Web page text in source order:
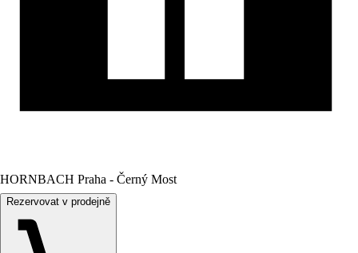
HORNBACH Praha - Černý Most
Rezervovat v prodejně